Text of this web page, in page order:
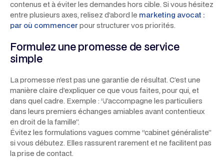
contenus et à éviter les demandes hors cible. Si vous hésitez
entre plusieurs axes, relisez d’abord le marketing avocat :
par où commencer pour structurer vos priorités.
Formulez une promesse de service
simple
La promesse n’est pas une garantie de résultat. C’est une
manière claire d’expliquer ce que vous faites, pour qui, et
dans quel cadre. Exemple : “J’accompagne les particuliers
dans leurs premiers échanges amiables avant contentieux
en droit de la famille”.
Évitez les formulations vagues comme “cabinet généraliste”
si vous débutez. Elles rassurent rarement et ne facilitent pas
la prise de contact.